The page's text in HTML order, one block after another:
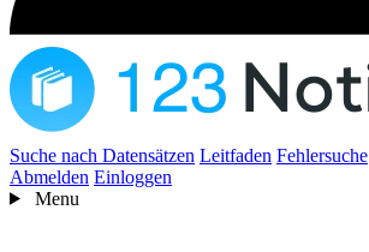
Suche nach Datensätzen Leitfaden Fehlersuche
Abmelden Einloggen
Menu